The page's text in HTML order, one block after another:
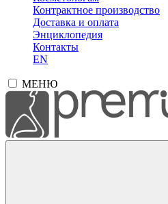
Контрактное производство
Доставка и оплата
Энциклопедия
Контакты
EN
МЕНЮ